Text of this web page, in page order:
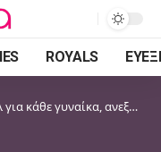
ROYALS
γυναίκα, ανεξαρτήτως ηλικίας